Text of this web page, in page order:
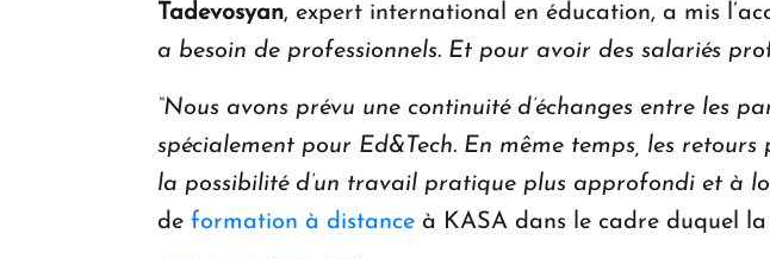
Tadevosyan, expert international en éducation, a mis
a besoin de professionnels. Et pour avoir des salariés
“Nous avons prévu une continuité d’échanges entre les
spécialement pour Ed&Tech. En même temps, les
la possibilité d’un travail pratique plus approfondi et à
de formation à distance à KASA dans le cadre duquel